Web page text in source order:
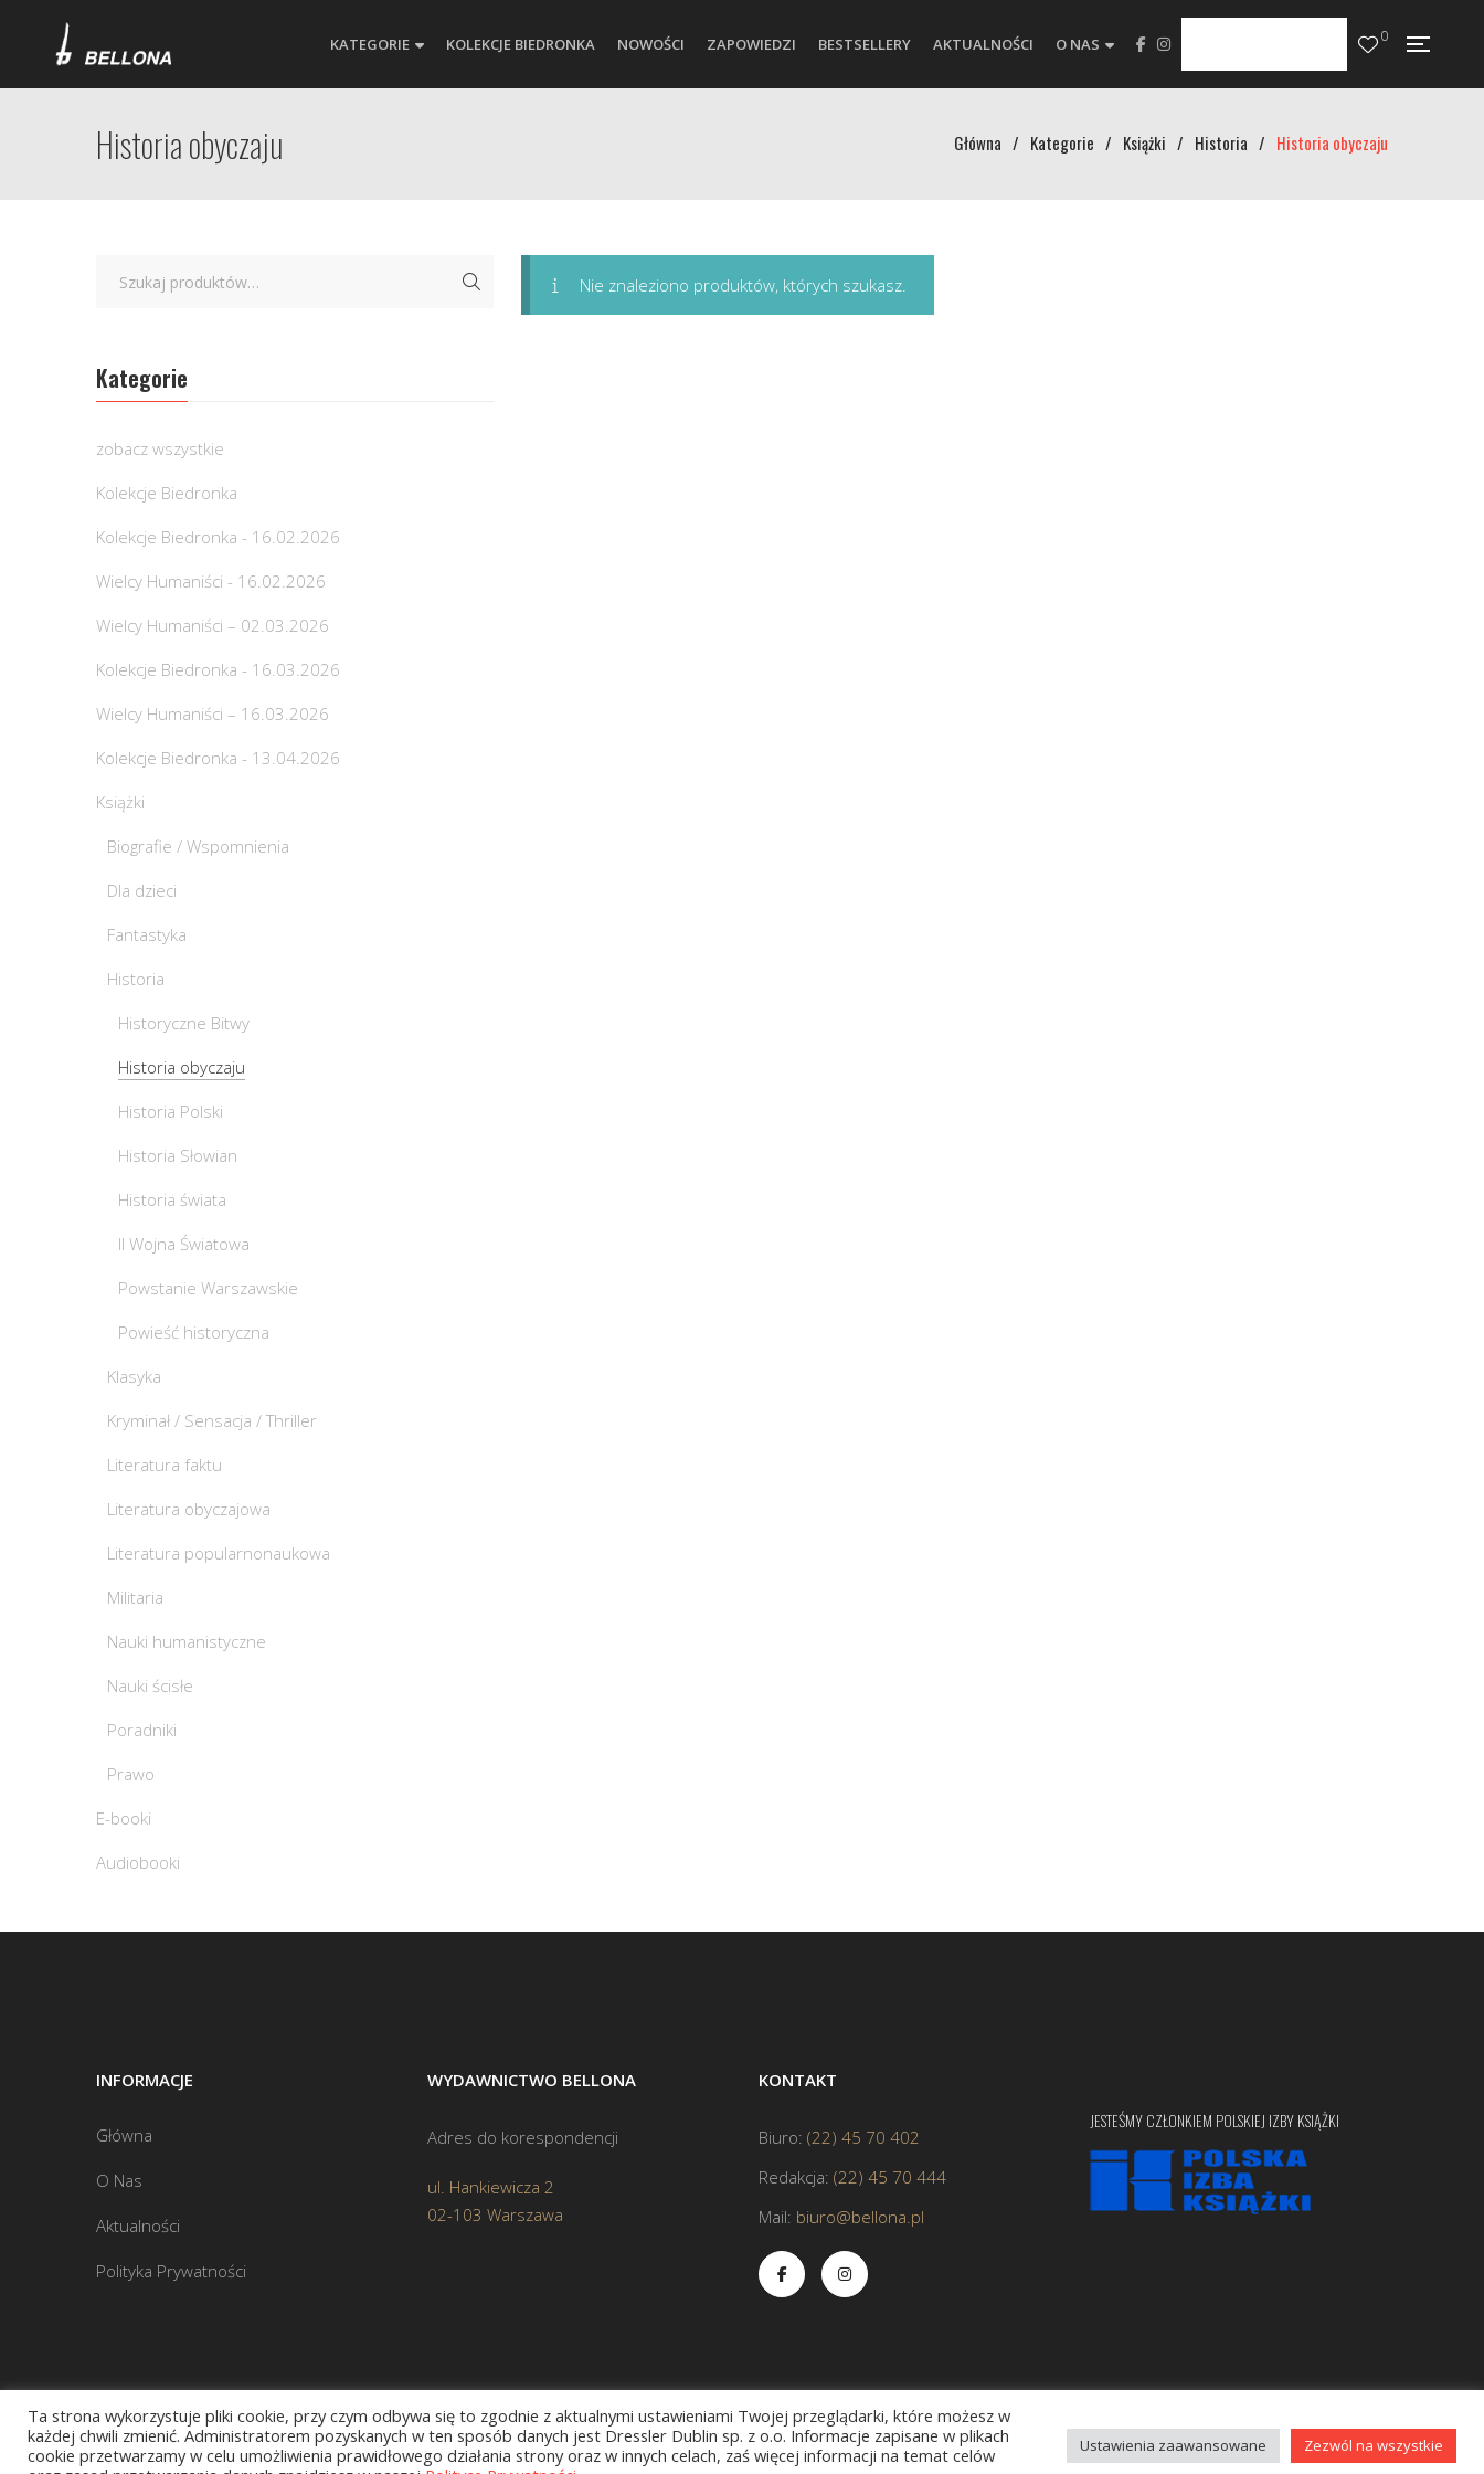
KATEGORIE KOLEKCJE BIEDRONKA NOWOŚCI ZAPOWIEDZI BESTSELLERY AKTUALNOŚCI O NAS 0
Historia obyczaju Główna / Kategorie / Książki / Historia / Historia obyczaju
Nie znaleziono produktów, których szukasz.
Kategorie
zobacz wszystkie
Kolekcje Biedronka
Kolekcje Biedronka - 16.02.2026
Wielcy Humaniści - 16.02.2026
Wielcy Humaniści – 02.03.2026
Kolekcje Biedronka - 16.03.2026
Wielcy Humaniści – 16.03.2026
Kolekcje Biedronka - 13.04.2026
Książki
Biografie / Wspomnienia
Dla dzieci
Fantastyka
Historia
Historyczne Bitwy
Historia obyczaju
Historia Polski
Historia Słowian
Historia świata
II Wojna Światowa
Powstanie Warszawskie
Powieść historyczna
Klasyka
Kryminał / Sensacja / Thriller
Literatura faktu
Literatura obyczajowa
Literatura popularnonaukowa
Militaria
Nauki humanistyczne
Nauki ścisłe
Poradniki
Prawo
E-booki
Audiobooki
INFORMACJE
Główna
O Nas
Aktualności
Polityka Prywatności
WYDAWNICTWO BELLONA
Adres do korespondencji
ul. Hankiewicza 2
02-103 Warszawa
KONTAKT
Biuro: (22) 45 70 402
Redakcja: (22) 45 70 444
Mail: biuro@bellona.pl
JESTEŚMY CZŁONKIEM POLSKIEJ IZBY KSIĄŻKI
Copyright © 2020 bellona.pl
Ta strona wykorzystuje pliki cookie, przy czym odbywa się to zgodnie z aktualnymi ustawieniami Twojej przeglądarki, które możesz w
każdej chwili zmienić. Administratorem pozyskanych w ten sposób danych jest Dressler Dublin sp. z o.o. Informacje zapisane w plikach
cookie przetwarzamy w celu umożliwienia prawidłowego działania strony oraz w innych celach, zaś więcej informacji na temat celów
Ustawienia zaawansowane Zezwól na wszystkie